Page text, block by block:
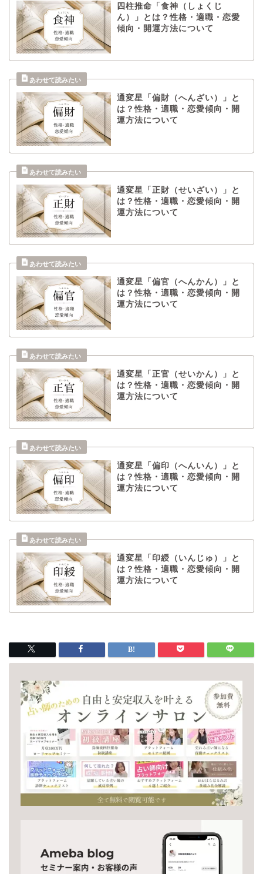
四柱推命「食神（しょくじ
ん）」とは？性格・適職・恋愛
傾向・開運方法について
通変星「偏財（へんざい）」と
は？性格・適職・恋愛傾向・開
運方法について
通変星「正財（せいざい）」と
は？性格・適職・恋愛傾向・開
運方法について
通変星「偏官（へんかん）」と
は？性格・適職・恋愛傾向・開
運方法について
通変星「正官（せいかん）」と
は？性格・適職・恋愛傾向・開
運方法について
通変星「偏印（へんいん）」と
は？性格・適職・恋愛傾向・開
運方法について
通変星「印綬（いんじゅ）」と
は？性格・適職・恋愛傾向・開
運方法について